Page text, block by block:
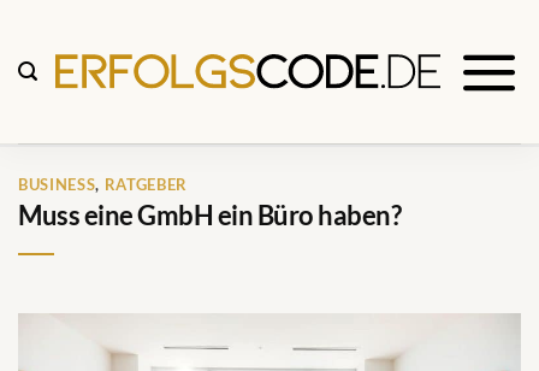
Inhalt
springen
BUSINESS, RATGEBER
Muss eine GmbH ein Büro haben?